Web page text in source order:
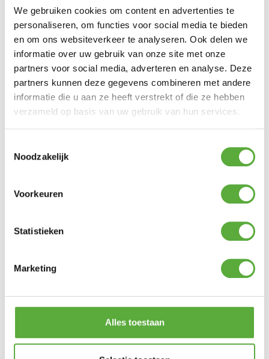
We gebruiken cookies om content en advertenties te
personaliseren, om functies voor social media te bieden
en om ons websiteverkeer te analyseren. Ook delen we
informatie over uw gebruik van onze site met onze
partners voor social media, adverteren en analyse. Deze
partners kunnen deze gegevens combineren met andere
informatie die u aan ze heeft verstrekt of die ze hebben
verzameld op basis van uw gebruik van hun services.
Noodzakelijk
Voorkeuren
Statistieken
Marketing
Alles toestaan
gaan rotten en/of barsten.
Een mooie natuurlijke uitstraling en genoeg
ruimte voor 6 personen.
De Arezzo picknickset is een aanwinst voor
iedere tuin!
Afmeting:
– tafel 200 x 89 x 75 cm
– bank 200 x 28 x 45 cm
Gratis verzending vanaf €250,-*
Merk:Lesli